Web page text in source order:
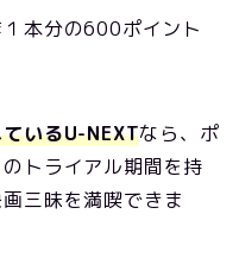
本分の600ポイント
いるU-NEXTなら、ポ
トライアル期間を持
三昧を満喫できま